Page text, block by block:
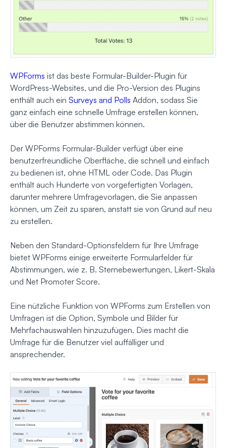
WPForms ist das beste Formular-Builder-Plugin für
WordPress-Websites, und die Pro-Version des Plugins
enthält auch ein Surveys and Polls Addon, sodass Sie
ganz einfach eine schnelle Umfrage erstellen können,
über die Benutzer abstimmen können.
Der WPForms Formular-Builder verfügt über eine
benutzerfreundliche Oberfläche, die schnell und einfach
zu bedienen ist, ohne HTML oder Code. Das Plugin
enthält auch Hunderte von vorgefertigten Vorlagen,
darunter mehrere Umfragevorlagen, die Sie anpassen
können, um Zeit zu sparen, anstatt sie von Grund auf neu
zu erstellen.
Neben den Standard-Optionsfeldern für Ihre Umfrage
bietet WPForms einige erweiterte Formularfelder für
Abstimmungen, wie z. B. Sternebewertungen, Likert-Skala
und Net Promoter Score.
Eine nützliche Funktion von WPForms zum Erstellen von
Umfragen ist die Option, Symbole und Bilder für
Mehrfachauswahlen hinzuzufügen. Dies macht die
Umfrage für die Benutzer viel auffälliger und
ansprechender.